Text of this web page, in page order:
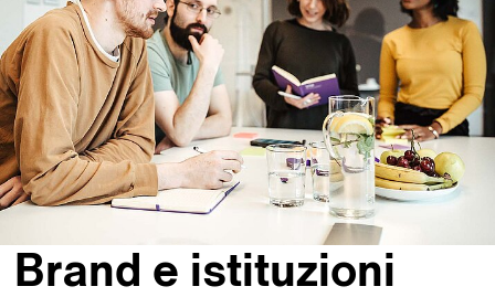
Brand e istituzioni